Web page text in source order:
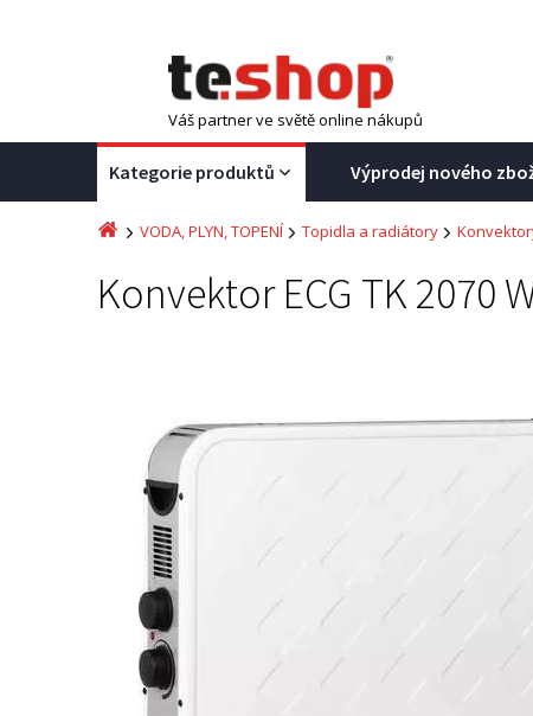
Váš partner ve světě online nákupů
Kategorie produktů Výprodej nového
VODA, PLYN, TOPENÍ Topidla a radiátory
Konvektor ECG TK 2070